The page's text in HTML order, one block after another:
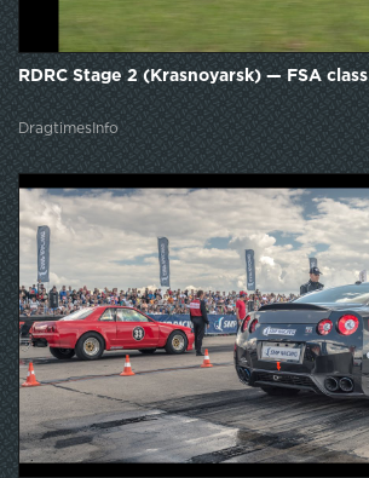
RDRC Stage 2 (Krasnoyarsk) — FSA class
DragtimesInfo